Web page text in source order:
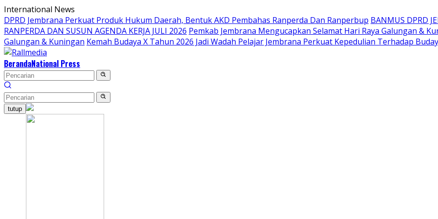
Langsung
ke
konten
International News
DPRD Jembrana Perkuat Produk Hukum Daerah, Bentuk AKD Pembahas Ranperda Dan Ranperbup BANMUS DPRD
RANPERDA DAN SUSUN AGENDA KERJA JULI 2026 Pemkab Jembrana Mengucapkan Selamat Hari Raya Galungan &
Galungan & Kuningan Kemah Budaya X Tahun 2026 Jadi Wadah Pelajar Jembrana Perkuat Kepedulian Terhadap
BerandaNational Press
tutup